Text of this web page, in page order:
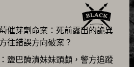
催芽劑命案：死前露出的詭異
往錯誤方向破案？
鹽巴醃漬妹妹頭顱，警方追蹤